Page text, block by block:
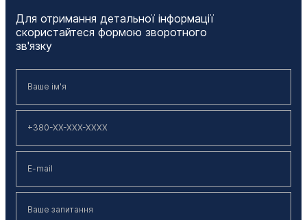
Для отримання детальної інформації
скористайтеся формою зворотного
зв'язку